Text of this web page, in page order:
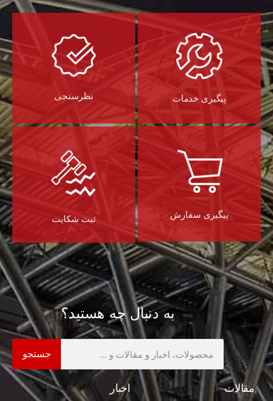
پیگیری خدمات نظرسنجی
پیگیری سفارش ثبت شکایت
به دنبال چه هستید؟
جستجو
مقالات اخبار